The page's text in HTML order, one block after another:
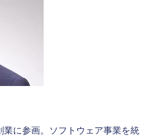
に参画。ソフトウェア事業を統